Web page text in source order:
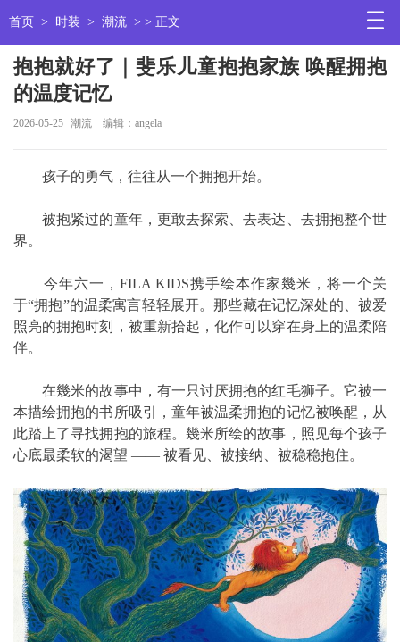
首页 > 时装 > 潮流 > > 正文
抱抱就好了｜斐乐儿童抱抱家族 唤醒拥抱
的温度记忆
2026-05-25 潮流 编辑：angela
孩子的勇气，往往从一个拥抱开始。
被抱紧过的童年，更敢去探索、去表达、去拥抱整个世
界。
今年六一，FILA KIDS携手绘本作家幾米，将一个关
于“拥抱”的温柔寓言轻轻展开。那些藏在记忆深处的、被爱
照亮的拥抱时刻，被重新拾起，化作可以穿在身上的温柔陪
伴。
在幾米的故事中，有一只讨厌拥抱的红毛狮子。它被一
本描绘拥抱的书所吸引，童年被温柔拥抱的记忆被唤醒，从
此踏上了寻找拥抱的旅程。幾米所绘的故事，照见每个孩子
心底最柔软的渴望 —— 被看见、被接纳、被稳稳抱住。